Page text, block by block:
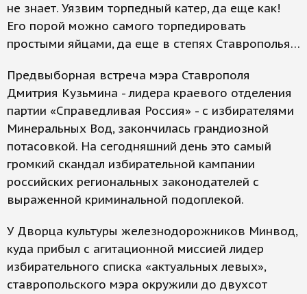
не знает. Уязвим торпедный катер, да еще как!
Его порой можно самого торпедировать
простыми яйцами, да еще в степях Ставрополья…
Предвыборная встреча мэра Ставрополя
Дмитрия Кузьмина - лидера краевого отделения
партии «Справедливая Россия» - с избирателями
Минеральных Вод, закончилась грандиозной
потасовкой. На сегодняшний день это самый
громкий скандал избирательной кампании
российских региональных законодателей с
выраженной криминальной подоплекой.
У Дворца культуры железнодорожников Минвод,
куда прибыл с агитационной миссией лидер
избирательного списка «актуальных левых»,
ставропольского мэра окружили до двухсот